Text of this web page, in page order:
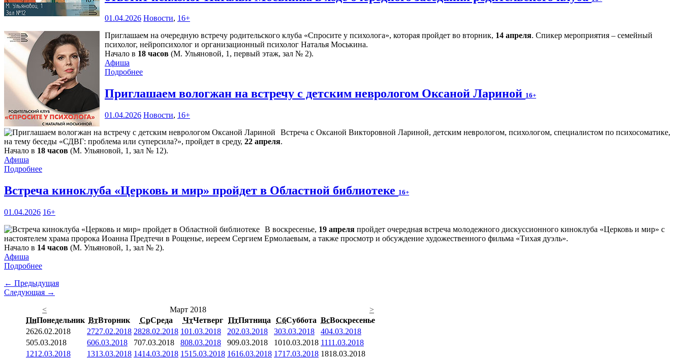
01.04.2026 Новости, 16+
Приглашаем на очередную встречу родительского клуба «Спросите у психолога», которая пройдет во вторник, 14 апреля. Спикер мероприятия – семейный
психолог, нейропсихолог и организационный психолог Наталья Моськина.
Начало в 18 часов (М. Ульяновой, 1, первый этаж, зал № 2).
Афиша
Подробнее
Приглашаем вологжан на встречу с детским неврологом Оксаной Лариной 16+
01.04.2026 Новости, 16+
Встреча с Оксаной Викторовной Лариной, детским неврологом, психологом, специалистом по психосоматике,
на тему беседы «СДВГ: проблема или суперсила?», пройдет в среду, 22 апреля.
Начало в 18 часов (М. Ульяновой, 1, зал № 12).
Афиша
Подробнее
Встреча киноклуба «Церковь и мир» пройдет в Областной библиотеке 16+
01.04.2026 16+
В воскресенье, 19 апреля пройдет очередная встреча молодежного дискуссионного киноклуба «Церковь и мир» с
настоятелем храма пророка Иоанна Предтечи в Рощенье, иереем Сергием Ермолаевым, а также просмотр и обсуждение художественного фильма «Тихая дуэль».
Начало в 14 часов (М. Ульяновой, 1, зал № 2).
Афиша
Подробнее
← Предыдущая
Следующая →
<
Март 2018
>
ПнПонедельник ВтВторник СрСреда ЧтЧетверг ПтПятница СбСуббота ВсВоскресенье
2626.02.2018 2727.02.2018 2828.02.2018 101.03.2018 202.03.2018 303.03.2018 404.03.2018
505.03.2018 606.03.2018 707.03.2018 808.03.2018 909.03.2018 1010.03.2018 1111.03.2018
1212.03.2018 1313.03.2018 1414.03.2018 1515.03.2018 1616.03.2018 1717.03.2018 1818.03.2018